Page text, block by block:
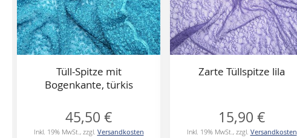
Tüll-Spitze mit
Bogenkante, türkis
45,50 €
Inkl. 19% MwSt., zzgl. Versandkosten
Zarte Tüllspitze lila
15,90 €
Inkl. 19% MwSt., zzgl. Versandkosten